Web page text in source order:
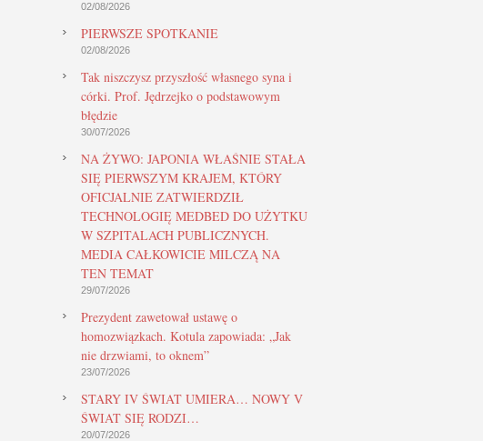
02/08/2026
PIERWSZE SPOTKANIE
02/08/2026
Tak niszczysz przyszłość własnego syna i
córki. Prof. Jędrzejko o podstawowym
błędzie
30/07/2026
NA ŻYWO: JAPONIA WŁAŚNIE STAŁA
SIĘ PIERWSZYM KRAJEM, KTÓRY
OFICJALNIE ZATWIERDZIŁ
TECHNOLOGIĘ MEDBED DO UŻYTKU
W SZPITALACH PUBLICZNYCH.
MEDIA CAŁKOWICIE MILCZĄ NA
TEN TEMAT
29/07/2026
Prezydent zawetował ustawę o
homozwiązkach. Kotula zapowiada: „Jak
nie drzwiami, to oknem”
23/07/2026
STARY IV ŚWIAT UMIERA… NOWY V
ŚWIAT SIĘ RODZI…
20/07/2026